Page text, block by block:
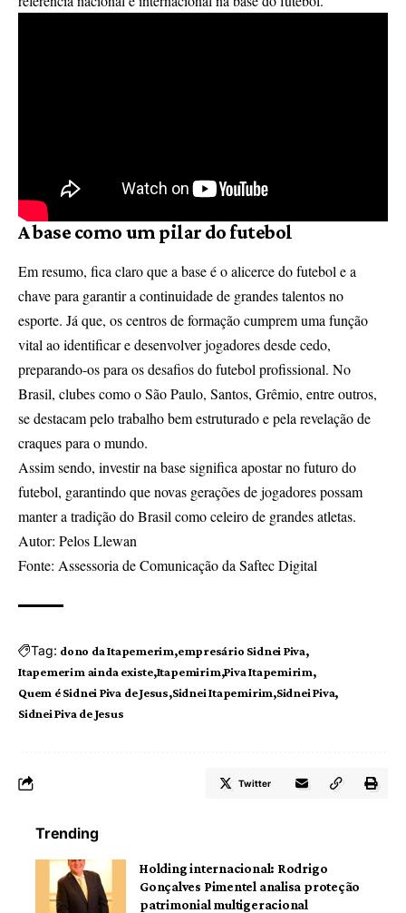
A base como um pilar do futebol
Em resumo, fica claro que a base é o alicerce do futebol e a
chave para garantir a continuidade de grandes talentos no
esporte. Já que, os centros de formação cumprem uma função
vital ao identificar e desenvolver jogadores desde cedo,
preparando-os para os desafios do futebol profissional. No
Brasil, clubes como o São Paulo, Santos, Grêmio, entre outros,
se destacam pelo trabalho bem estruturado e pela revelação de
craques para o mundo.
Assim sendo, investir na base significa apostar no futuro do
futebol, garantindo que novas gerações de jogadores possam
manter a tradição do Brasil como celeiro de grandes atletas.
Autor: Pelos Llewan
Fonte: Assessoria de Comunicação da Saftec Digital
Tag: dono da Itapemerim empresário Sidnei Piva
Itapemerim ainda existe Itapemirim Piva Itapemirim
Quem é Sidnei Piva de Jesus Sidnei Itapemirim Sidnei Piva
Sidnei Piva de Jesus
Twitter
Trending
Holding internacional: Rodrigo
Gonçalves Pimentel analisa proteção
patrimonial multigeracional